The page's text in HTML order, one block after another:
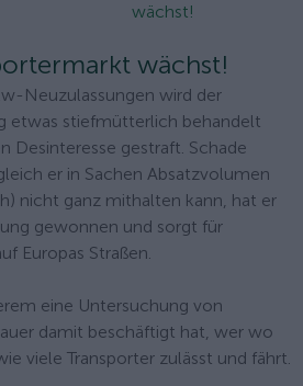
wächst!
wächst!
Neuzulassungen wird der
etwas stiefmütterlich behandelt
Desinteresse gestraft. Schade
er in Sachen Absatzvolumen
nicht ganz mithalten kann, hat er
gewonnen und sorgt für
Europas Straßen.
eine Untersuchung von
damit beschäftigt hat, wer wo
viele Transporter zulässt und fährt.